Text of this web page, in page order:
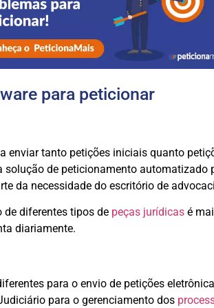
para peticionar
enviar tanto petições iniciais quanto
solução de peticionamento automatizado
da necessidade do escritório de
diferentes tipos de peças jurídicas é
diariamente.
para o envio de petições
para o gerenciamento dos